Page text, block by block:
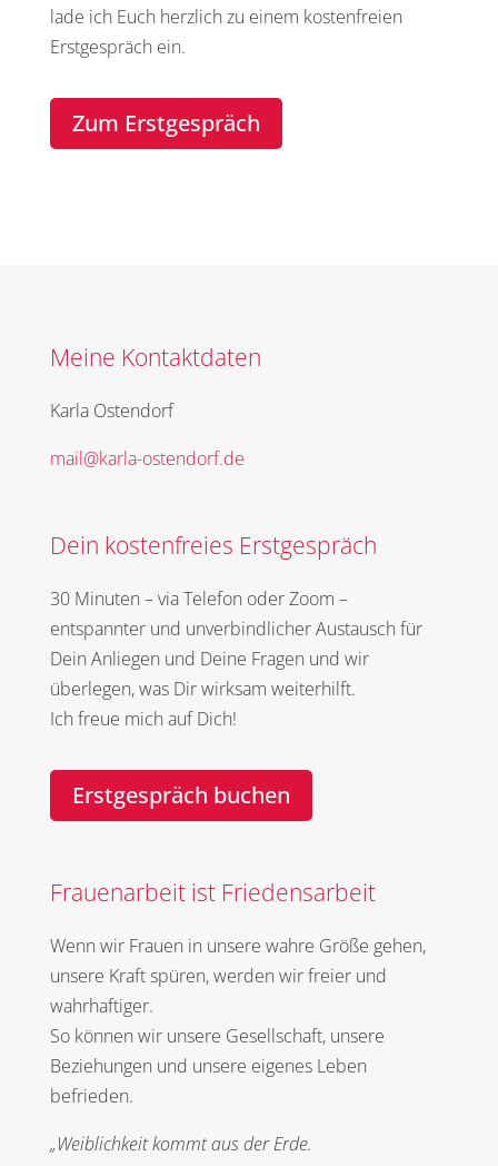
lade ich Euch herzlich zu einem kostenfreien
Erstgespräch ein.
Zum Erstgespräch
Meine Kontaktdaten
Karla Ostendorf
mail@karla-ostendorf.de
Dein kostenfreies Erstgespräch
30 Minuten – via Telefon oder Zoom –
entspannter und unverbindlicher Austausch für
Dein Anliegen und Deine Fragen und wir
überlegen, was Dir wirksam weiterhilft.
Ich freue mich auf Dich!
Erstgespräch buchen
Frauenarbeit ist Friedensarbeit
Wenn wir Frauen in unsere wahre Größe gehen,
unsere Kraft spüren, werden wir freier und
wahrhaftiger.
So können wir unsere Gesellschaft, unsere
Beziehungen und unsere eigenes Leben
befrieden.
„Weiblichkeit kommt aus der Erde.